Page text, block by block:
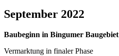
September 2022
Baubeginn in Bingumer Baugebiet
Vermarktung in finaler Phase